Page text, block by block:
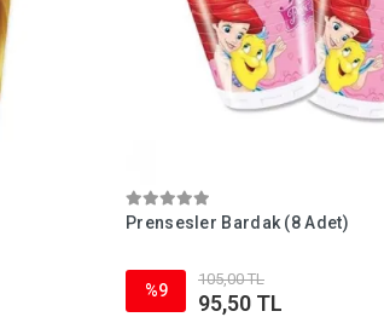
Prensesler Bardak (8 Adet)
%9
105,00 TL
95,50 TL